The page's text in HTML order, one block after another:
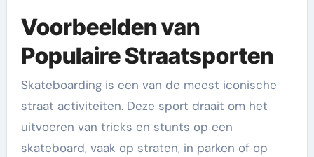
Voorbeelden van
Populaire Straatsporten
Skateboarding is een van de meest iconische
straat activiteiten. Deze sport draait om het
uitvoeren van tricks en stunts op een
skateboard, vaak op straten, in parken of op